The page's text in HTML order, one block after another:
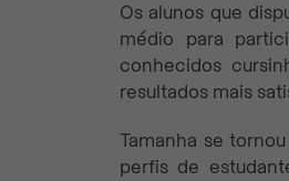
Os alunos que
médio para
conhecidos
resultados mais
Tamanha se
perfis de